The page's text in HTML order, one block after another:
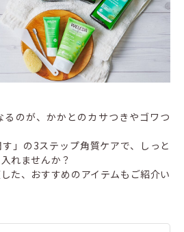
のが、かかとのカサつきやゴワつ
す」の3ステップ角質ケアで、しっと
れませんか？
た、おすすめのアイテムもご紹介い